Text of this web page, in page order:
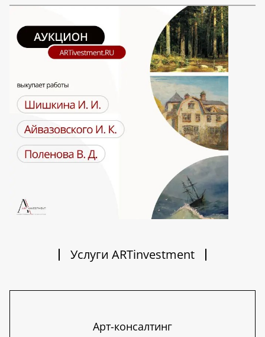
Услуги ARTinvestment
Арт-консалтинг